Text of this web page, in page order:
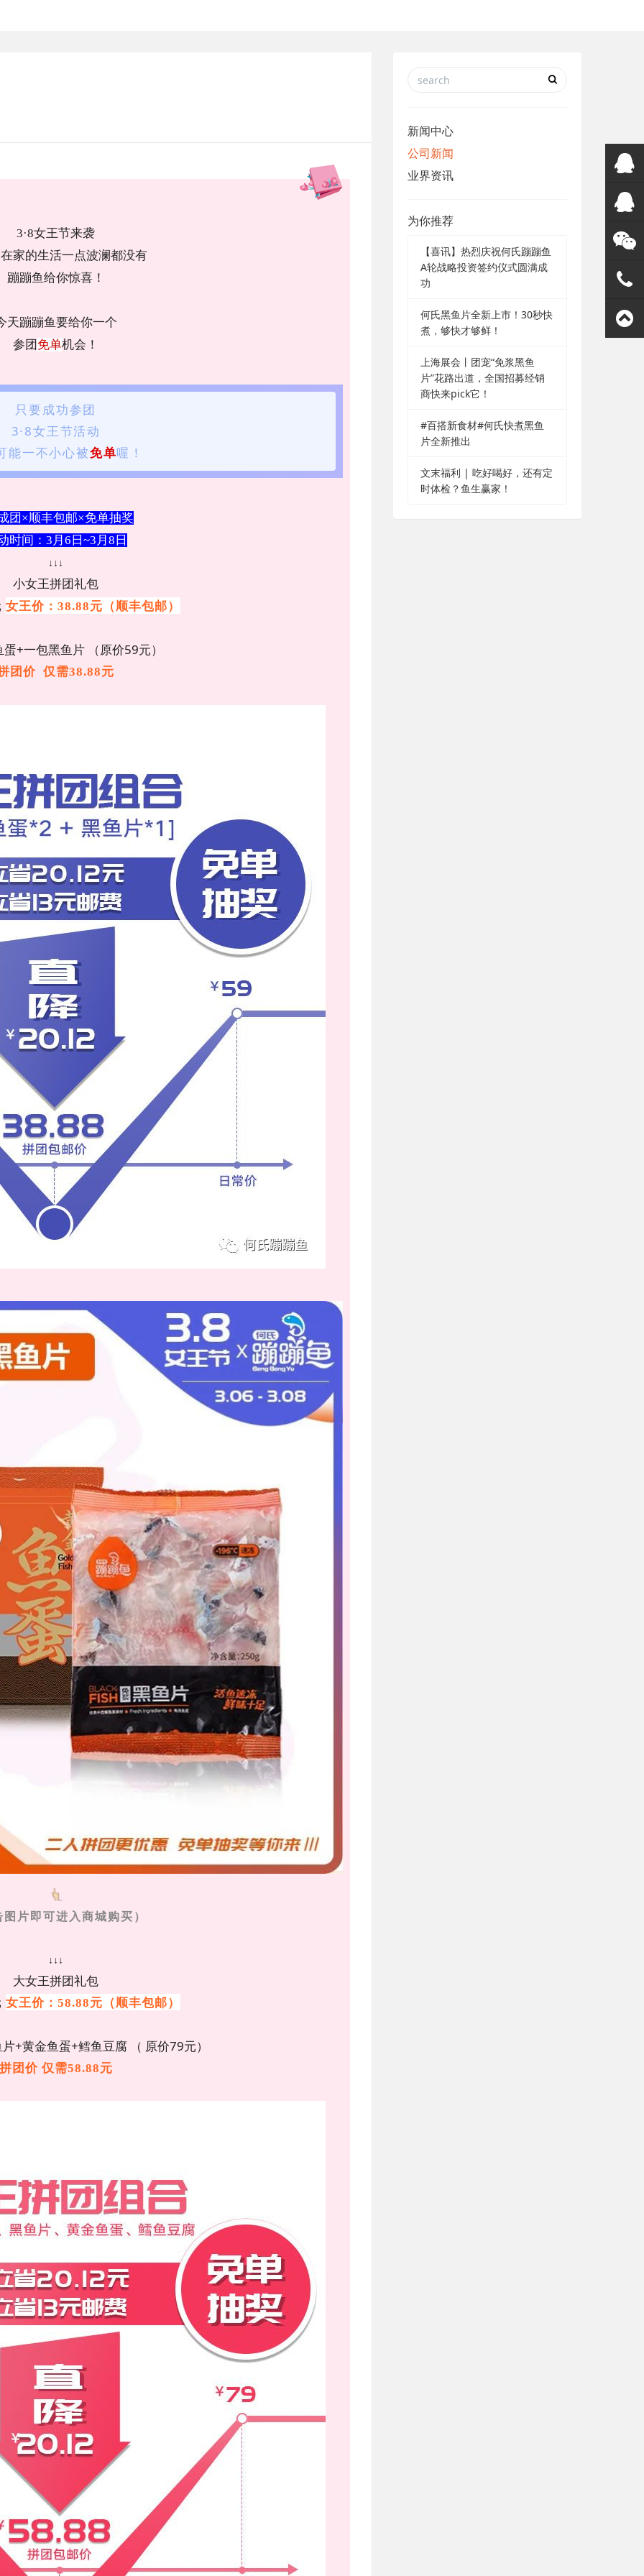
3·8女王节来袭
家的生活一点波澜都没有
蹦蹦鱼给你惊喜！
天蹦蹦鱼要给你一个
参团免单机会！
只要成功参团
3·8女王节活动
能一不小心被免单喔！
团×顺丰包邮×免单抽奖
时间：3月6日~3月8日
↓↓↓
小女王拼团礼包
女王价： 38.88元 （顺丰包邮）
+一包黑鱼片 （原价59元）
团价 仅需38.88元
图片即可进入商城购买）
↓↓↓
大女王拼团礼包
女王价： 58.88元 （ 顺丰包邮）
+黄金鱼蛋+鳕鱼豆腐 （ 原价79元）
团价 仅需58.88元
新闻中心
公司新闻
业界资讯
为你推荐
【喜讯】热烈庆祝何氏蹦蹦鱼
A轮战略投资签约仪式圆满成
功
何氏黑鱼片全新上市！30秒快
煮，够快才够鲜！
上海展会丨团宠“免浆黑鱼
片”花路出道，全国招募经销
商快来pick它！
#百搭新食材#何氏快煮黑鱼
片全新推出
文末福利 | 吃好喝好，还有定
时体检？鱼生赢家！
在线客
服
QQ客服
微信客